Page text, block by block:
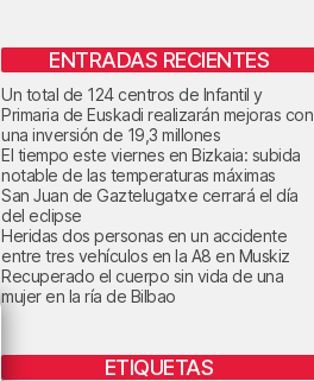
ENTRADAS RECIENTES
Un total de 124 centros de Infantil y
Primaria de Euskadi realizarán mejoras con
una inversión de 19,3 millones
El tiempo este viernes en Bizkaia: subida
notable de las temperaturas máximas
San Juan de Gaztelugatxe cerrará el día
del eclipse
Heridas dos personas en un accidente
entre tres vehículos en la A8 en Muskiz
Recuperado el cuerpo sin vida de una
mujer en la ría de Bilbao
ETIQUETAS